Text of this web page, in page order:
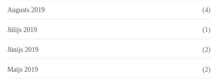
Augusts 2019 (4)
Jūlijs 2019 (1)
Jūnijs 2019 (2)
Maijs 2019 (2)